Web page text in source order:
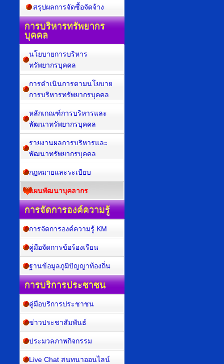
สรุปผลการจัดซื้อจัดจ้าง
การบริหารทรัพยากร
บุคคล
นโยบายการบริหาร
ทรัพยากรบุคคล
การดำเนินการตามนโยบาย
การบริหารทรัพยากรบุคคล
หลักเกณฑ์การบริหารและ
พัฒนาทรัพยากรบุคคล
รายงานผลการบริหารและ
พัฒนาทรัพยากรบุคคล
กฏหมายและระเบียบ
แผนพัฒนาบุคลากร
การจัดการองค์ความรู้
การจัดการองค์ความรู้ KM
คู่มือจัดการข้อร้องเรียน
ฐานข้อมูลภูมิปัญญาท้องถิ่น
การบริการประชาชน
คู่มือบริการประชาชน
ข่าวประชาสัมพันธ์
ประมวลภาพกิจกรรม
Live Chat สนทนาออนไลน์